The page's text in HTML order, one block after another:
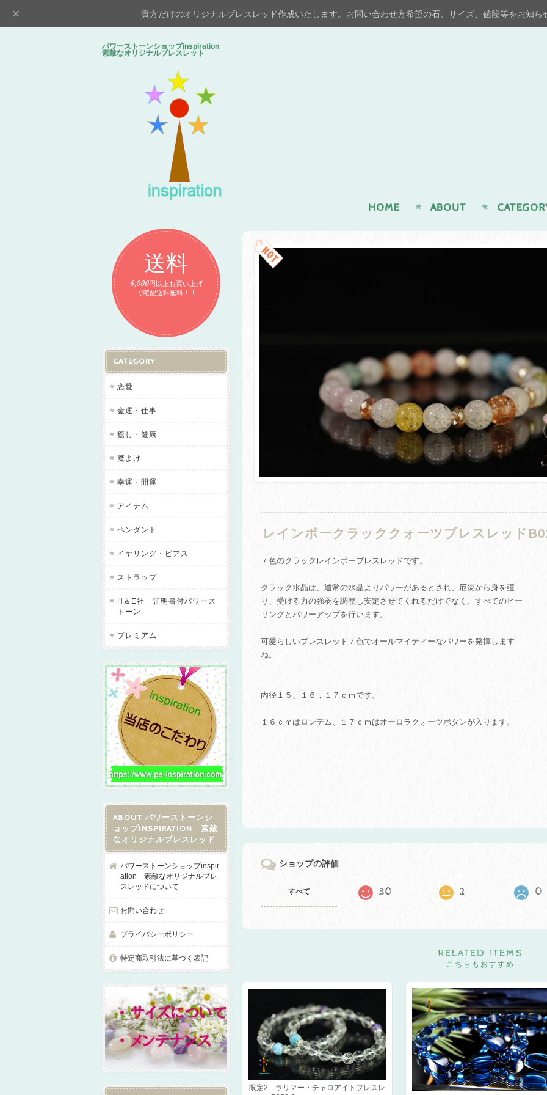
貴方だけのオリジナルブレスレッド作成いたします。お問い合わせ方希望の石、サイズ、値段等をお知
パワーストーンショップinspiration
素敵なオリジナルブレスレット
HOME ABOUT
レインボークラッククォーツブレスレッド
７色のクラックレインボーブレスレッドです。
クラック水晶は、通常の水晶よりパワーがあるとされ、厄災から身を護
り、受ける力の強弱を調整し安定させてくれるだけでなく、すべてのヒー
リングとパワーアップを行います。
可愛らしいブレスレッド７色でオールマイティーなパワーを発揮します
ね。
内径１５、１６，１７ｃｍです。
１６ｃｍはロンデム、１７ｃｍはオーロラクォーツボタンが入ります。
ショップの評価
すべて 30 2 0
RELATED ITEMS
こちらもおすすめ
限定2 ラリマー・チャロアイトブレスレ
送料
6,000円以上お買い上げ
で宅配送料無料！！
CATEGORY
恋愛
金運・仕事
癒し・健康
魔よけ
幸運・開運
アイテム
ペンダント
イヤリング・ピアス
ストラップ
H＆E社 証明書付パワース
トーン
プレミアム
ABOUT パワーストーンシ
ョップINSPIRATION 素敵
なオリジナルブレスレッド
パワーストーンショップinspir
ation 素敵なオリジナルブレ
スレッドについて
お問い合わせ
プライバシーポリシー
特定商取引法に基づく表記